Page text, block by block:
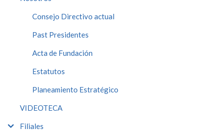
Consejo Directivo actual
Past Presidentes
Acta de Fundación
Estatutos
Planeamiento Estratégico
VIDEOTECA
Filiales